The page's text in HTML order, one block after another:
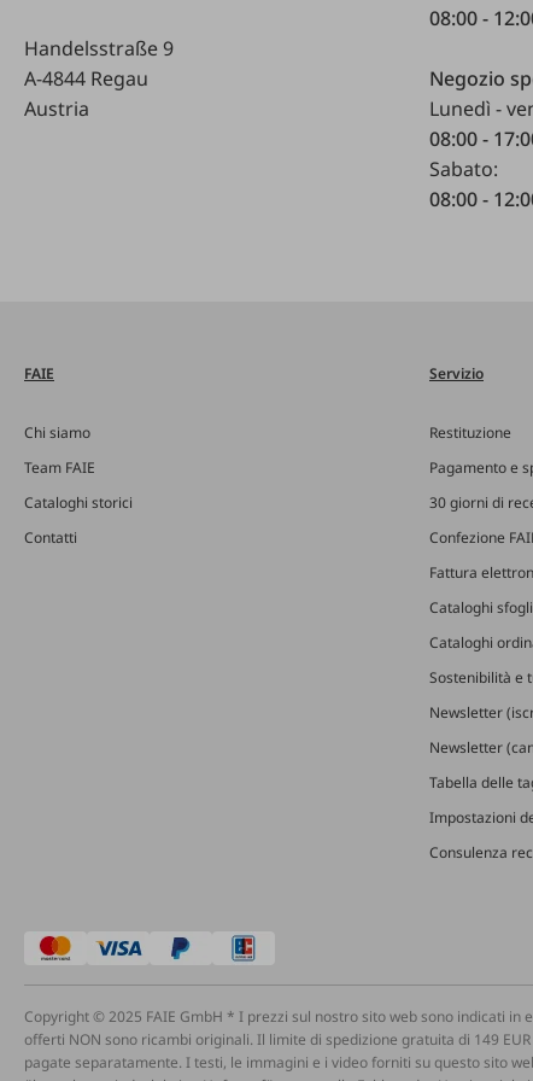
Handelsstraße 9
A-4844 Regau
Austria
08:00 -
Negozio
Lunedì -
08:00 -
Sabato:
08:00 -
FAIE
Chi siamo
Team FAIE
Cataloghi storici
Contatti
Servizio
Restituzione
Pagamento e
30 giorni di
Confezione
Fattura
Cataloghi
Cataloghi
Sostenibilità e
Newsletter
Newsletter
Tabella delle
Impostazioni
Consulenza
Copyright © 2025 FAIE GmbH * I prezzi sul nostro sito web sono indicati
offerti NON sono ricambi originali. Il limite di spedizione gratuita di 149
pagate separatamente. I testi, le immagini e i video forniti su questo sito